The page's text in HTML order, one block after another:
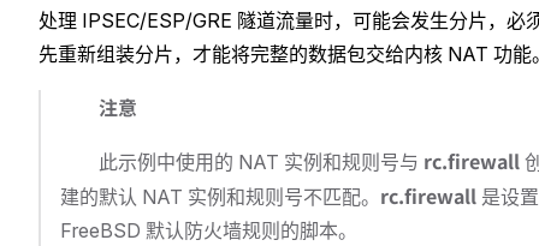
处理 IPSEC/ESP/GRE 隧道流量时，可能会发生分片，必
先重新组装分片，才能将完整的数据包交给内核 NAT 功能
注意
此示例中使用的 NAT 实例和规则号与 rc.firewall
建的默认 NAT 实例和规则号不匹配。 rc.firewall 是设置
FreeBSD 默认防火墙规则的脚本。